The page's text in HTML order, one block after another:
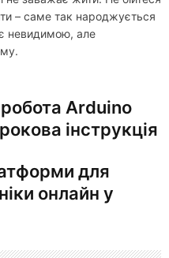
– саме так народжується
невидимою, але
робота Arduino
інструкція
для
онлайн у